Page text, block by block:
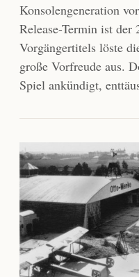
Konsolengeneration
Release-Termin ist
Vorgängertitels löste
große Vorfreude aus.
Spiel ankündigt,